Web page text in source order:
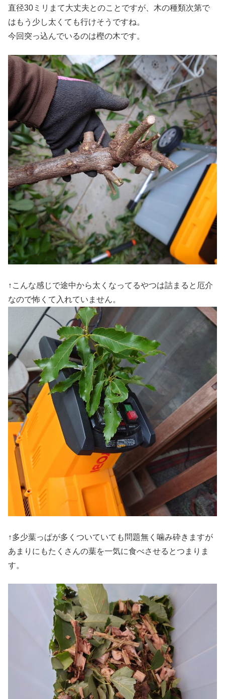
直径30ミリまて大丈夫とのことですが、木の種類次第で
はもう少し太くても行けそうですね。
今回突っ込んでいるのは樫の木です。
↑こんな感じで途中から太くなってるやつは詰まると厄介
なので怖くて入れていません。
↑多少葉っぱが多くついていても問題無く噛み砕きますが
あまりにもたくさんの葉を一気に食べさせるとつまりま
す。